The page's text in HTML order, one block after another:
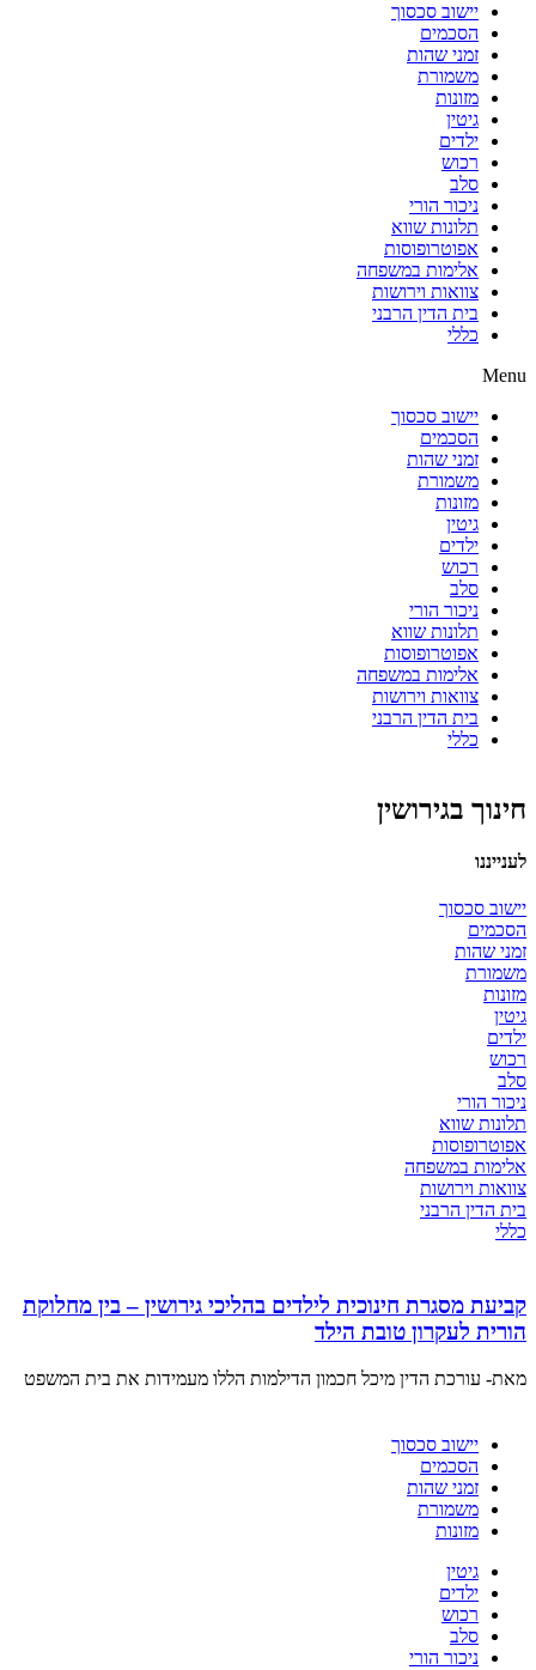
יישוב סכסוך
הסכמים
זמני שהות
משמורת
מזונות
גיטין
ילדים
רכוש
סלב
ניכור הורי
תלונות שווא
אפוטרופוסות
אלימות במשפחה
צוואות וירושות
בית הדין הרבני
כללי
Menu
יישוב סכסוך
הסכמים
זמני שהות
משמורת
מזונות
גיטין
ילדים
רכוש
סלב
ניכור הורי
תלונות שווא
אפוטרופוסות
אלימות במשפחה
צוואות וירושות
בית הדין הרבני
כללי
חינוך בגירושין
לענייננו
יישוב סכסוך
הסכמים
זמני שהות
משמורת
מזונות
גיטין
ילדים
רכוש
סלב
ניכור הורי
תלונות שווא
אפוטרופוסות
אלימות במשפחה
צוואות וירושות
בית הדין הרבני
כללי
קביעת מסגרת חינוכית לילדים בהליכי גירושין – בין מחלוקת
הורית לעקרון טובת הילד
מאת- עורכת הדין מיכל חכמון הדילמות הללו מעמידות את בית המשפט
יישוב סכסוך
הסכמים
זמני שהות
משמורת
מזונות
גיטין
ילדים
רכוש
סלב
ניכור הורי